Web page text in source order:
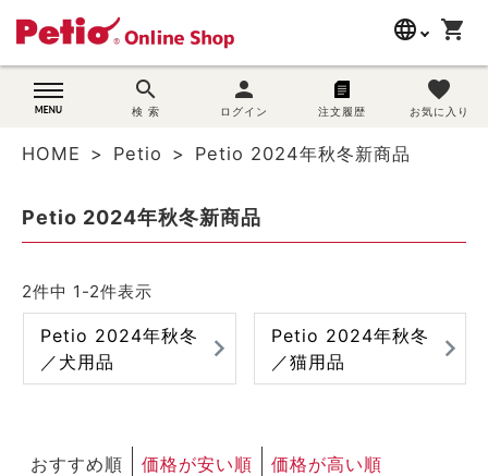
language
wovn-lang-name
shopping_cart
search
検 索
person
ログイン 注文履歴
favorite
お気に入り
search
うさぎ用品
ブランド別に探す
目的別に探す
ご利用案内
HOME Petio Petio 2024年秋冬新商品
Petio 2024年秋冬新商品
2件中 1 -2件表示
Petio 2024年秋冬
／犬用品
Petio 2024年秋冬
／猫用品
おすすめ順 価格が安い順
価格が高い順